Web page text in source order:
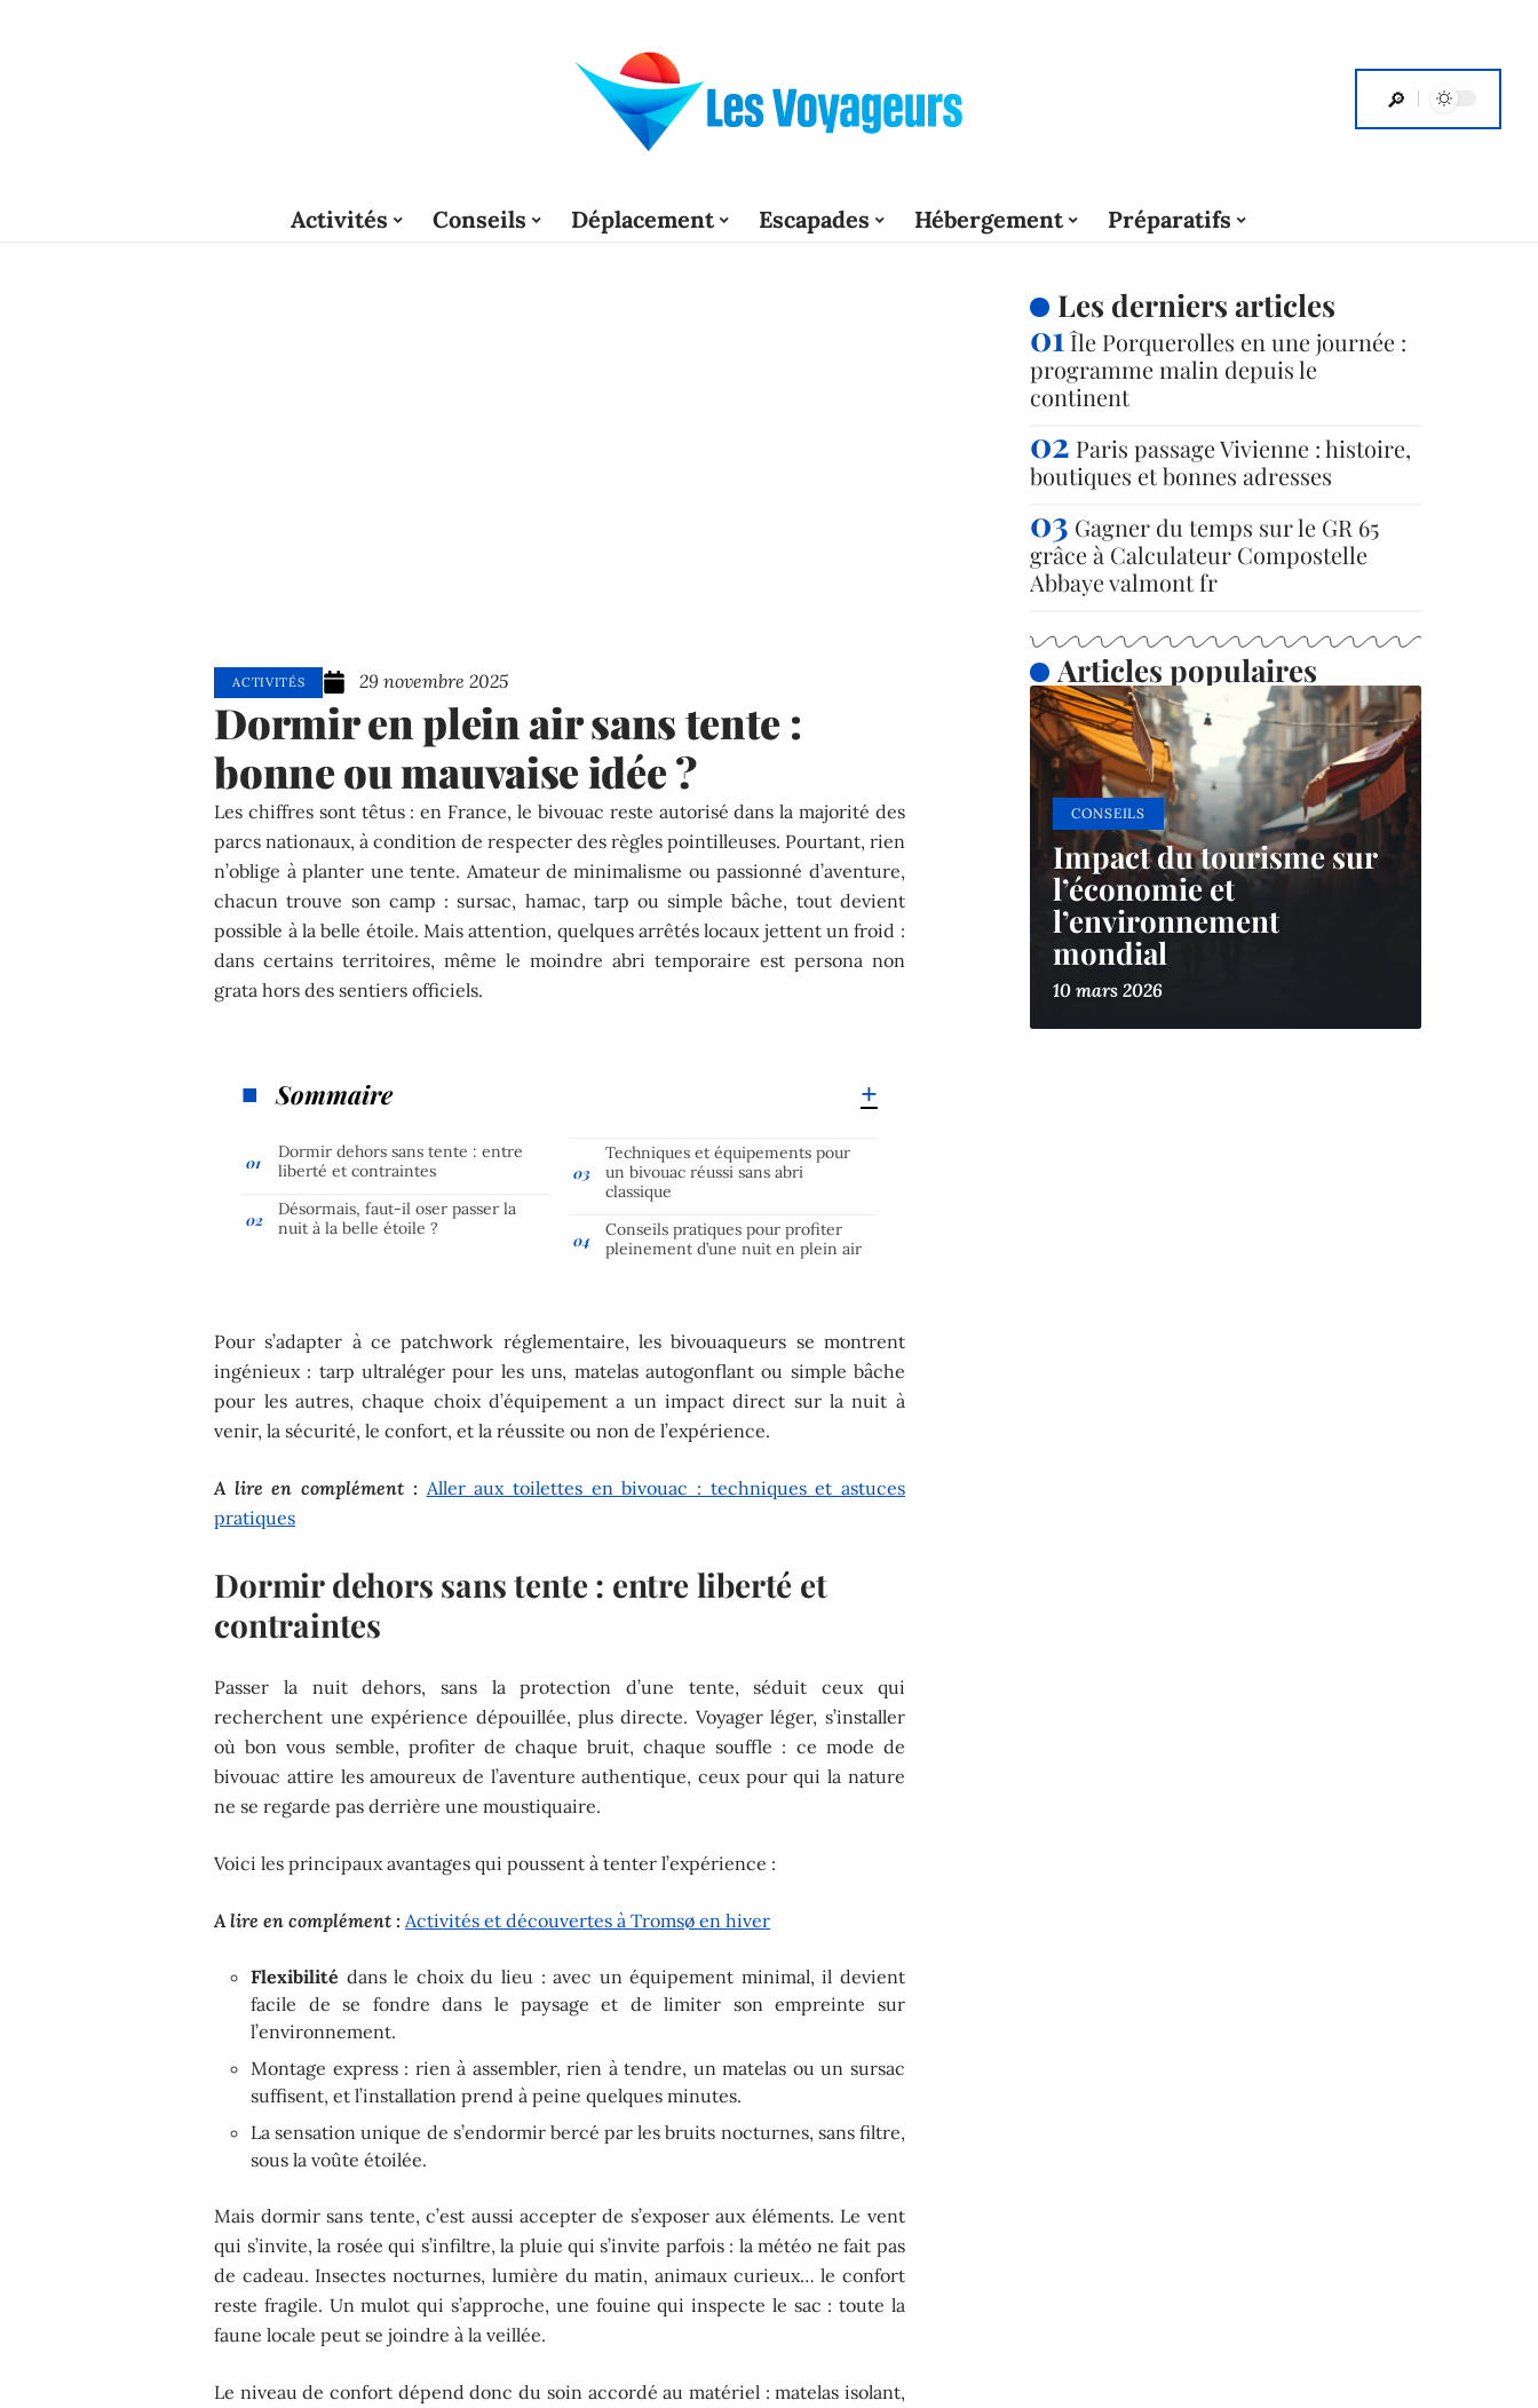
Activités Conseils Déplacement Escapades Hébergement Préparatifs
ACTIVITÉS 29 novembre 2025
Dormir en plein air sans tente :
bonne ou mauvaise idée ?
Les chiffres sont têtus : en France, le bivouac reste autorisé dans la majorité des
parcs nationaux, à condition de respecter des règles pointilleuses. Pourtant, rien
n’oblige à planter une tente. Amateur de minimalisme ou passionné d’aventure,
chacun trouve son camp : sursac, hamac, tarp ou simple bâche, tout devient
possible à la belle étoile. Mais attention, quelques arrêtés locaux jettent un froid :
dans certains territoires, même le moindre abri temporaire est persona non
grata hors des sentiers officiels.
Sommaire
Dormir dehors sans tente : entre
liberté et contraintes
Désormais, faut-il oser passer la
nuit à la belle étoile ?
Techniques et équipements pour
un bivouac réussi sans abri
classique
Conseils pratiques pour profiter
pleinement d’une nuit en plein air
Pour s’adapter à ce patchwork réglementaire, les bivouaqueurs se montrent
ingénieux : tarp ultraléger pour les uns, matelas autogonflant ou simple bâche
pour les autres, chaque choix d’équipement a un impact direct sur la nuit à
venir, la sécurité, le confort, et la réussite ou non de l’expérience.
A lire en complément : Aller aux toilettes en bivouac : techniques et astuces
pratiques
Dormir dehors sans tente : entre liberté et
contraintes
Passer la nuit dehors, sans la protection d’une tente, séduit ceux qui
recherchent une expérience dépouillée, plus directe. Voyager léger, s’installer
où bon vous semble, profiter de chaque bruit, chaque souffle : ce mode de
bivouac attire les amoureux de l’aventure authentique, ceux pour qui la nature
ne se regarde pas derrière une moustiquaire.
Voici les principaux avantages qui poussent à tenter l’expérience :
A lire en complément : Activités et découvertes à Tromsø en hiver
Flexibilité dans le choix du lieu : avec un équipement minimal, il devient
facile de se fondre dans le paysage et de limiter son empreinte sur
l’environnement.
Montage express : rien à assembler, rien à tendre, un matelas ou un sursac
suffisent, et l’installation prend à peine quelques minutes.
La sensation unique de s’endormir bercé par les bruits nocturnes, sans filtre,
sous la voûte étoilée.
Mais dormir sans tente, c’est aussi accepter de s’exposer aux éléments. Le vent
qui s’invite, la rosée qui s’infiltre, la pluie qui s’invite parfois : la météo ne fait pas
de cadeau. Insectes nocturnes, lumière du matin, animaux curieux… le confort
reste fragile. Un mulot qui s’approche, une fouine qui inspecte le sac : toute la
faune locale peut se joindre à la veillée.
Le niveau de confort dépend donc du soin accordé au matériel : matelas isolant,
Les derniers articles
Île Porquerolles en une journée :
programme malin depuis le
continent
Paris passage Vivienne : histoire,
boutiques et bonnes adresses
Gagner du temps sur le GR 65
grâce à Calculateur Compostelle
Abbaye valmont fr
Articles populaires
CONSEILS
Impact du tourisme sur
l’économie et
l’environnement
mondial
10 mars 2026